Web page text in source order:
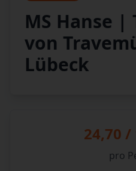
MS Hanse
von
Lübeck
24,70 /
pro